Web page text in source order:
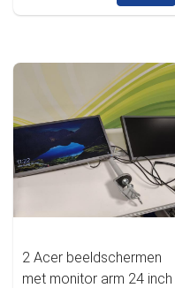
2 Acer beeldschermen
met monitor arm 24 inch